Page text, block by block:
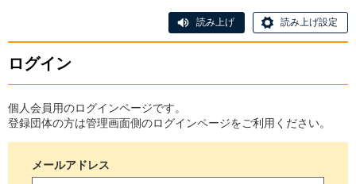
読み上げ 読み上げ設定
ログイン
個人会員用のログインページです。
登録団体の方は管理画面側のログインページをご利用ください。
メールアドレス